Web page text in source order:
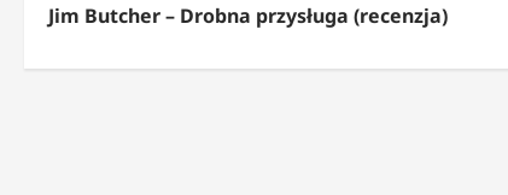
o
b
Jim Butcher – Drobna przysługa (recenzja)